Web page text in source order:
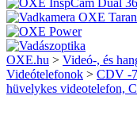
OXE.hu > Videó-, és
Videótelefonok > CDV -
hüvelykes videotelefon,